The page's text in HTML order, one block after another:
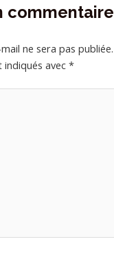
commentaire
ne sera pas publiée.
indiqués avec*